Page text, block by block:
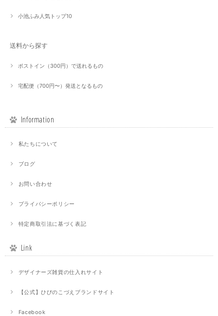
小池ふみ人気トップ10
送料から探す
ポストイン（300円）で送れるもの
宅配便（700円〜）発送となるもの
Information
私たちについて
ブログ
お問い合わせ
プライバシーポリシー
特定商取引法に基づく表記
Link
デザイナーズ雑貨の仕入れサイト
【公式】ひびのこづえブランドサイト
Facebook